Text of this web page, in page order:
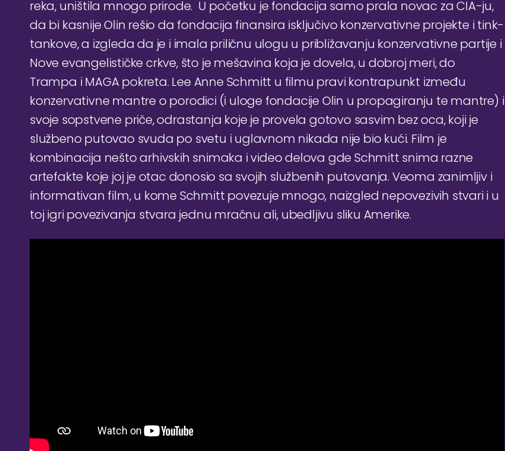
reka, uništila mnogo prirode. U početku je fondacija samo prala novac za CIA-ju,
da bi kasnije Olin rešio da fondacija finansira isključivo konzervativne projekte i tink-
tankove, a izgleda da je i imala priličnu ulogu u približavanju konzervativne partije i
Nove evangelističke crkve, što je mešavina koja je dovela, u dobroj meri, do
Trampa i MAGA pokreta. Lee Anne Schmitt u filmu pravi kontrapunkt između
konzervativne mantre o porodici (i uloge fondacije Olin u propagiranju te mantre) i
svoje sopstvene priče, odrastanja koje je provela gotovo sasvim bez oca, koji je
službeno putovao svuda po svetu i uglavnom nikada nije bio kući. Film je
kombinacija nešto arhivskih snimaka i video delova gde Schmitt snima razne
artefakte koje joj je otac donosio sa svojih službenih putovanja. Veoma zanimljiv i
informativan film, u kome Schmitt povezuje mnogo, naizgled nepovezivih stvari i u
toj igri povezivanja stvara jednu mračnu ali, ubedljivu sliku Amerike.